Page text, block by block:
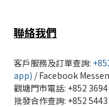
聯絡我們
客戶服務及訂單查詢:
app) /Facebook
觀塘門市電話: +852
批發合作查詢: +852